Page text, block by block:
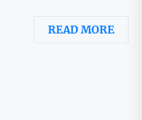
READ MORE